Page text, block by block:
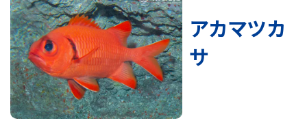
アカマツカ
サ